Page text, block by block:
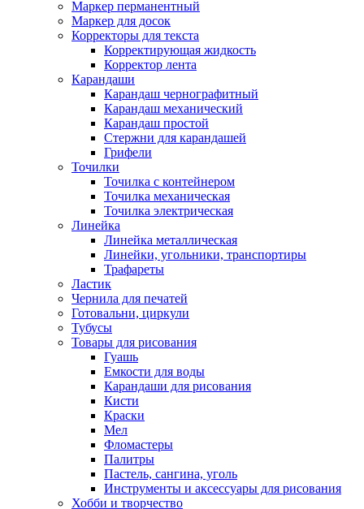
Маркер перманентный
Маркер для досок
Корректоры для текста
Корректирующая жидкость
Корректор лента
Карандаши
Карандаш чернографитный
Карандаш механический
Карандаш простой
Стержни для карандашей
Грифели
Точилки
Точилка с контейнером
Точилка механическая
Точилка электрическая
Линейка
Линейка металлическая
Линейки, угольники, транспортиры
Трафареты
Ластик
Чернила для печатей
Готовальни, циркули
Тубусы
Товары для рисования
Гуашь
Емкости для воды
Карандаши для рисования
Кисти
Краски
Мел
Фломастеры
Палитры
Пастель, сангина, уголь
Инструменты и аксессуары для рисования
Хобби и творчество